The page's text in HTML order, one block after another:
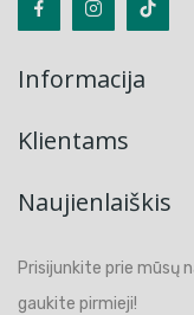
Informacija
Klientams
Naujienlaiškis
Prisijunkite prie mūsų
gaukite pirmieji!